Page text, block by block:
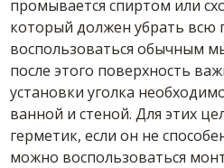
промывается спиртом или
который должен убрать всю
воспользоваться обычным
после этого поверхность
установки уголка
ванной и стеной. Для этих
герметик, если он не
можно воспользоваться